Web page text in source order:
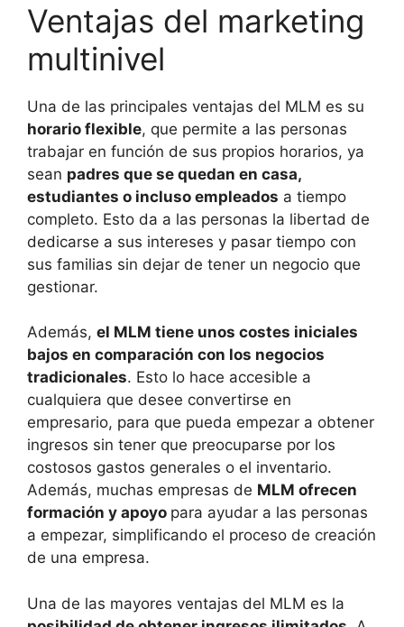
Ventajas del marketing
multinivel
Una de las principales ventajas del MLM es su
horario flexible, que permite a las personas
trabajar en función de sus propios horarios, ya
sean padres que se quedan en casa,
estudiantes o incluso empleados a tiempo
completo. Esto da a las personas la libertad de
dedicarse a sus intereses y pasar tiempo con
sus familias sin dejar de tener un negocio que
gestionar.
Además, el MLM tiene unos costes iniciales
bajos en comparación con los negocios
tradicionales. Esto lo hace accesible a
cualquiera que desee convertirse en
empresario, para que pueda empezar a obtener
ingresos sin tener que preocuparse por los
costosos gastos generales o el inventario.
Además, muchas empresas de MLM ofrecen
formación y apoyo para ayudar a las personas
a empezar, simplificando el proceso de creación
de una empresa.
Una de las mayores ventajas del MLM es la